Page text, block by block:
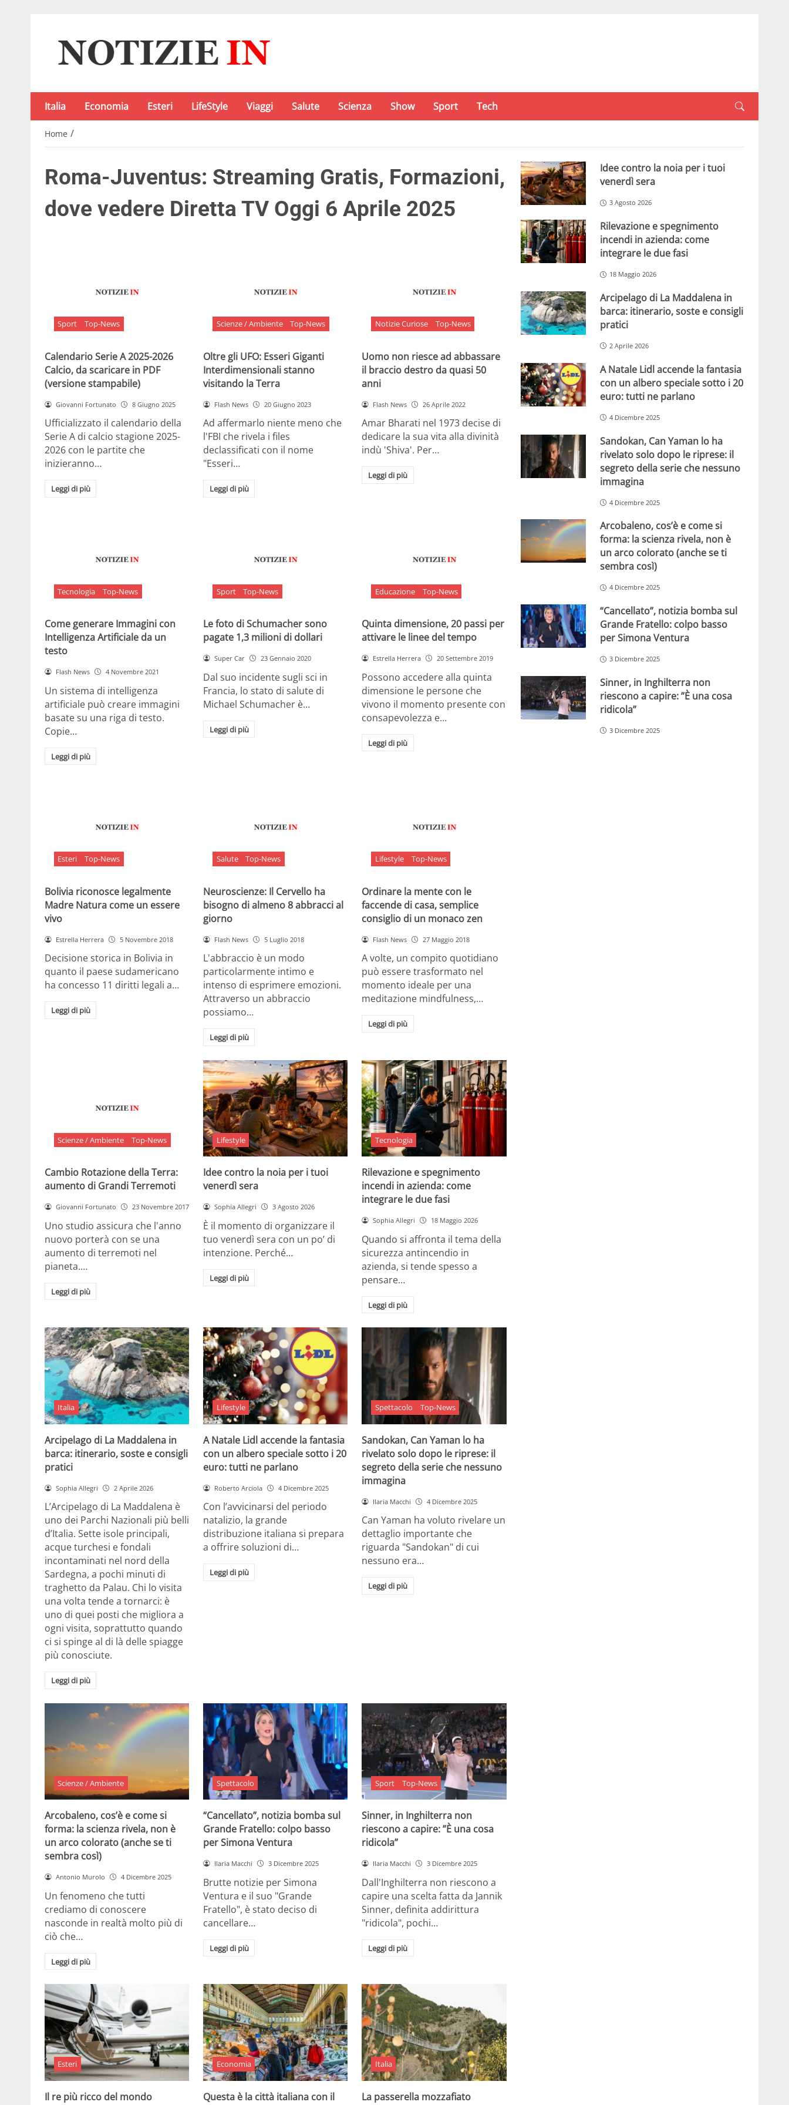
Italia Economia Esteri LifeStyle Viaggi Salute Scienza Show Sport Tech
Home /
Roma-Juventus: Streaming Gratis, Formazioni,
dove vedere Diretta TV Oggi 6 Aprile 2025
Sport Top-News
Calendario Serie A 2025-2026
Calcio, da scaricare in PDF
(versione stampabile)
Giovanni Fortunato 8 Giugno 2025
Ufficializzato il calendario della
Serie A di calcio stagione 2025-
2026 con le partite che
inizieranno…
Leggi di più
Scienze / Ambiente Top-News
Oltre gli UFO: Esseri Giganti
Interdimensionali stanno
visitando la Terra
Flash News 20 Giugno 2023
Ad affermarlo niente meno che
l'FBI che rivela i files
declassificati con il nome
"Esseri…
Leggi di più
Notizie Curiose Top-News
Uomo non riesce ad abbassare
il braccio destro da quasi 50
anni
Flash News 26 Aprile 2022
Amar Bharati nel 1973 decise di
dedicare la sua vita alla divinità
indù 'Shiva'. Per…
Leggi di più
Tecnologia Top-News
Come generare Immagini con
Intelligenza Artificiale da un
testo
Flash News 4 Novembre 2021
Un sistema di intelligenza
artificiale può creare immagini
basate su una riga di testo.
Copie…
Leggi di più
Sport Top-News
Le foto di Schumacher sono
pagate 1,3 milioni di dollari
Super Car 23 Gennaio 2020
Dal suo incidente sugli sci in
Francia, lo stato di salute di
Michael Schumacher è…
Leggi di più
Educazione Top-News
Quinta dimensione, 20 passi per
attivare le linee del tempo
Estrella Herrera 20 Settembre 2019
Possono accedere alla quinta
dimensione le persone che
vivono il momento presente con
consapevolezza e…
Leggi di più
Esteri Top-News
Bolivia riconosce legalmente
Madre Natura come un essere
vivo
Estrella Herrera 5 Novembre 2018
Decisione storica in Bolivia in
quanto il paese sudamericano
ha concesso 11 diritti legali a…
Leggi di più
Salute Top-News
Neuroscienze: Il Cervello ha
bisogno di almeno 8 abbracci al
giorno
Flash News 5 Luglio 2018
L'abbraccio è un modo
particolarmente intimo e
intenso di esprimere emozioni.
Attraverso un abbraccio
possiamo…
Leggi di più
Lifestyle Top-News
Ordinare la mente con le
faccende di casa, semplice
consiglio di un monaco zen
Flash News 27 Maggio 2018
A volte, un compito quotidiano
può essere trasformato nel
momento ideale per una
meditazione mindfulness,…
Leggi di più
Scienze / Ambiente Top-News
Cambio Rotazione della Terra:
aumento di Grandi Terremoti
Giovanni Fortunato 23 Novembre 2017
Uno studio assicura che l'anno
nuovo porterà con se una
aumento di terremoti nel
pianeta.…
Leggi di più
Lifestyle
Idee contro la noia per i tuoi
venerdì sera
Sophia Allegri 3 Agosto 2026
È il momento di organizzare il
tuo venerdì sera con un po’ di
intenzione. Perché…
Leggi di più
Tecnologia
Rilevazione e spegnimento
incendi in azienda: come
integrare le due fasi
Sophia Allegri 18 Maggio 2026
Quando si affronta il tema della
sicurezza antincendio in
azienda, si tende spesso a
pensare…
Leggi di più
Italia
Arcipelago di La Maddalena in
barca: itinerario, soste e consigli
pratici
Sophia Allegri 2 Aprile 2026
L’Arcipelago di La Maddalena è
uno dei Parchi Nazionali più belli
d’Italia. Sette isole principali,
acque turchesi e fondali
incontaminati nel nord della
Sardegna, a pochi minuti di
traghetto da Palau. Chi lo visita
una volta tende a tornarci: è
uno di quei posti che migliora a
ogni visita, soprattutto quando
ci si spinge al di là delle spiagge
più conosciute.
Leggi di più
Lifestyle
A Natale Lidl accende la fantasia
con un albero speciale sotto i 20
euro: tutti ne parlano
Roberto Arciola 4 Dicembre 2025
Con l’avvicinarsi del periodo
natalizio, la grande
distribuzione italiana si prepara
a offrire soluzioni di…
Leggi di più
Spettacolo Top-News
Sandokan, Can Yaman lo ha
rivelato solo dopo le riprese: il
segreto della serie che nessuno
immagina
Ilaria Macchi 4 Dicembre 2025
Can Yaman ha voluto rivelare un
dettaglio importante che
riguarda "Sandokan" di cui
nessuno era…
Leggi di più
Scienze / Ambiente
Arcobaleno, cos’è e come si
forma: la scienza rivela, non è
un arco colorato (anche se ti
sembra così)
Antonio Murolo 4 Dicembre 2025
Un fenomeno che tutti
crediamo di conoscere
nasconde in realtà molto più di
ciò che…
Leggi di più
Spettacolo
“Cancellato”, notizia bomba sul
Grande Fratello: colpo basso
per Simona Ventura
Ilaria Macchi 3 Dicembre 2025
Brutte notizie per Simona
Ventura e il suo "Grande
Fratello", è stato deciso di
cancellare…
Leggi di più
Sport Top-News
Sinner, in Inghilterra non
riescono a capire: ”È una cosa
ridicola”
Ilaria Macchi 3 Dicembre 2025
Dall'Inghilterra non riescono a
capire una scelta fatta da Jannik
Sinner, definita addirittura
"ridicola", pochi…
Leggi di più
Esteri
Il re più ricco del mondo
Economia
Questa è la città italiana con il
Italia
La passerella mozzafiato
Idee contro la noia per i tuoi
venerdì sera
3 Agosto 2026
Rilevazione e spegnimento
incendi in azienda: come
integrare le due fasi
18 Maggio 2026
Arcipelago di La Maddalena in
barca: itinerario, soste e consigli
pratici
2 Aprile 2026
A Natale Lidl accende la fantasia
con un albero speciale sotto i 20
euro: tutti ne parlano
4 Dicembre 2025
Sandokan, Can Yaman lo ha
rivelato solo dopo le riprese: il
segreto della serie che nessuno
immagina
4 Dicembre 2025
Arcobaleno, cos’è e come si
forma: la scienza rivela, non è
un arco colorato (anche se ti
sembra così)
4 Dicembre 2025
“Cancellato”, notizia bomba sul
Grande Fratello: colpo basso
per Simona Ventura
3 Dicembre 2025
Sinner, in Inghilterra non
riescono a capire: ”È una cosa
ridicola”
3 Dicembre 2025